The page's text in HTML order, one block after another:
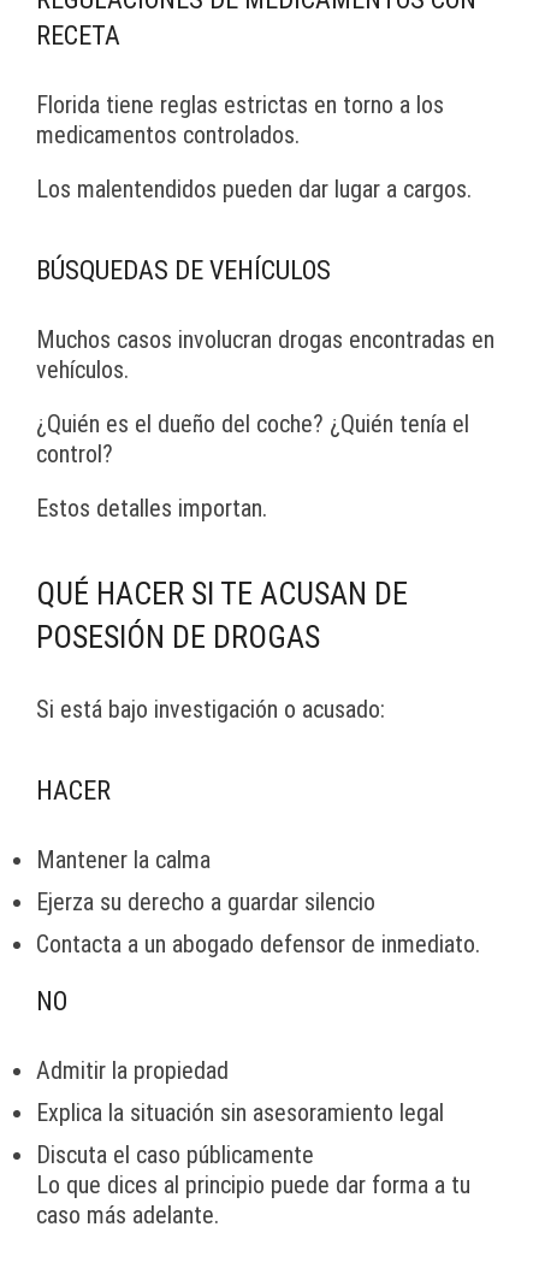
RECETA
Florida tiene reglas estrictas en torno a los
medicamentos controlados.
Los malentendidos pueden dar lugar a cargos.
BÚSQUEDAS DE VEHÍCULOS
Muchos casos involucran drogas encontradas en
vehículos.
¿Quién es el dueño del coche? ¿Quién tenía el
control?
Estos detalles importan.
QUÉ HACER SI TE ACUSAN DE
POSESIÓN DE DROGAS
Si está bajo investigación o acusado:
HACER
Mantener la calma
Ejerza su derecho a guardar silencio
Contacta a un abogado defensor de inmediato.
NO
Admitir la propiedad
Explica la situación sin asesoramiento legal
Discuta el caso públicamente
Lo que dices al principio puede dar forma a tu
caso más adelante.